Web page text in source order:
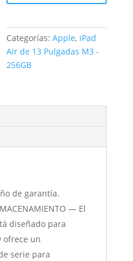
Cellular
256GB
Blanco
Categorías:Apple, iPad
Air de 13 Pulgadas M3 -
256GB
de garantía.
— El
diseñado para
ofrece un
serie para